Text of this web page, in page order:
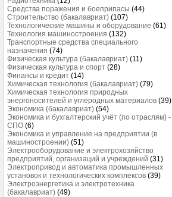
Средства поражения и боеприпасы (44)
Строительство (бакалавриат) (107)
Технологические машины и оборудование (61)
Технология машиностроения (132)
Транспортные средства специального
назначения (74)
Физическая культура (бакалавриат) (11)
Физическая культура и спорт (28)
Финансы и кредит (14)
Химическая технология (бакалавриат) (79)
Химическая технология природных
энергоносителей и углеродных материалов (39)
Экономика (бакалавриат) (54)
Экономика и бухгалтерский учёт (по отраслям) -
СПО (6)
Экономика и управление на предприятии (в
машиностроении) (51)
Электрооборудование и электрохозяйство
предприятий, организаций и учреждений (31)
Электропривод и автоматика промышленных
установок и технологических комплексов (39)
Электроэнергетика и электротехника
(бакалавриат) (49)